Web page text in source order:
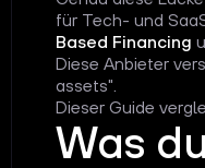
für Tech- und
Based Financing
Diese Anbieter
assets".
Dieser Guide
Was